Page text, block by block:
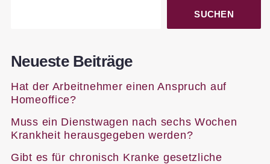
SUCHEN
Neueste Beiträge
Hat der Arbeitnehmer einen Anspruch auf
Homeoffice?
Muss ein Dienstwagen nach sechs Wochen
Krankheit herausgegeben werden?
Gibt es für chronisch Kranke gesetzliche